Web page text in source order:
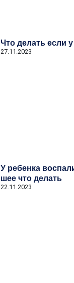
Что делать если
27.11.2023
У ребенка
шее что делать
22.11.2023